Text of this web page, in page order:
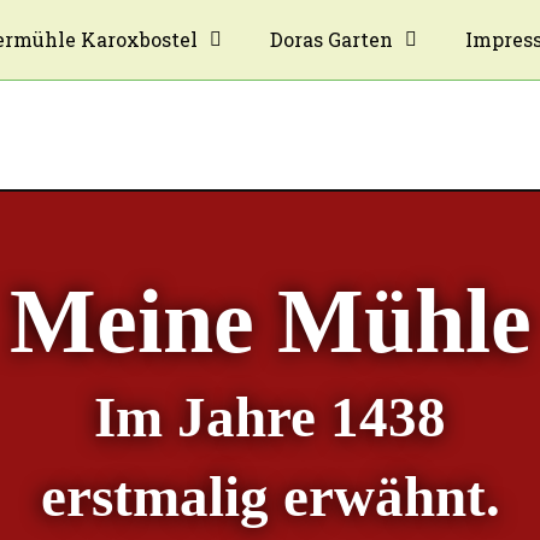
Karoxbostel Doras Garten
Meine Mühle
Im Jahre 1438
erstmalig erwähnt.